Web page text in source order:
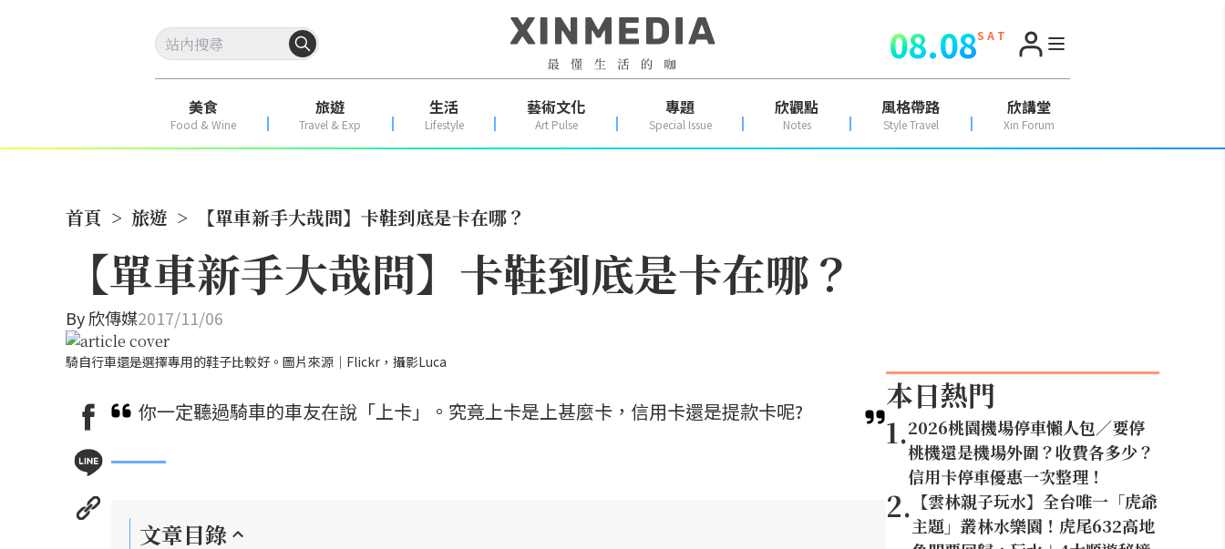
08.08S A T
美食
Food & Wine
旅遊
Travel & Exp
生活
Lifestyle
藝術文化
Art Pulse
專題
Special Issue
欣觀點
Notes
風格帶路
Style Travel
欣講堂
Xin Forum
首頁 > 旅遊 > 【單車新手大哉問】卡鞋到底是卡在哪？
【單車新手大哉問】卡鞋到底是卡在哪？
By欣傳媒2017/11/06
騎自行車還是選擇專用的鞋子比較好。圖片來源｜Flickr，攝影Luca
你一定聽過騎車的車友在說「上卡」。究竟上卡是上甚麼卡，信用卡還是提款卡呢?
文章目錄
本日熱門
1.2026桃園機場停車懶人包／要停
桃機還是機場外圍？收費各多少？
信用卡停車優惠一次整理！
2. 【雲林親子玩水】全台唯一「虎爺
主題」叢林水樂園！虎尾632高地